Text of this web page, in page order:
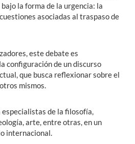
la forma de la urgencia: la
asociadas al traspaso de
este debate es
configuración de un discurso
que busca reflexionar sobre el
mismos.
de la filosofía,
arte, entre otras, en un
internacional.